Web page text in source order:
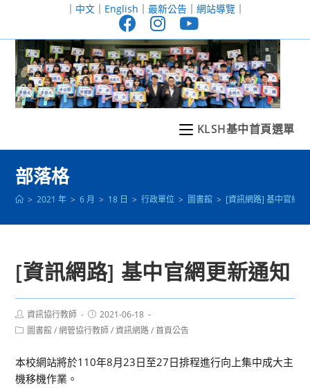
至
｜ 中文｜ English ｜ 最新公告｜ 網站導覽｜
KLSH基中首頁選單
部落格
> 2021 年 > 6 月 > 18 日 > 行政單位 > 圖書館 > [資訊網路] 基中官網
[資訊網路] 基中官網更新通知
Post
author:
資訊協行教師
Post
published:
2021-06-18
Post圖書館 / 網管協行教師 / 資訊網路 / 首頁公告
本校網站將於110年8月23日至27日排程進行向上集中成大主
機移機作業。